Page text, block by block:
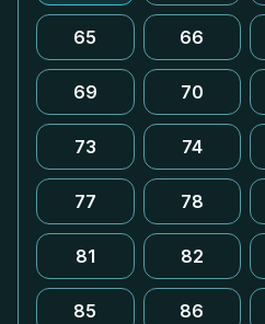
65 66
69 70
73 74
77 78
81 82
85 86